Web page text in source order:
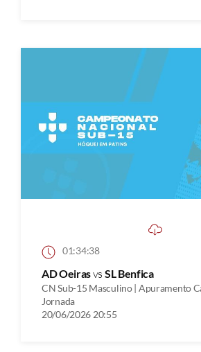
01:34:38
AD Oeirasvs SL Benfica
CN Sub-15 Masculino | Apuramento
Jornada
20/06/2026 20:55